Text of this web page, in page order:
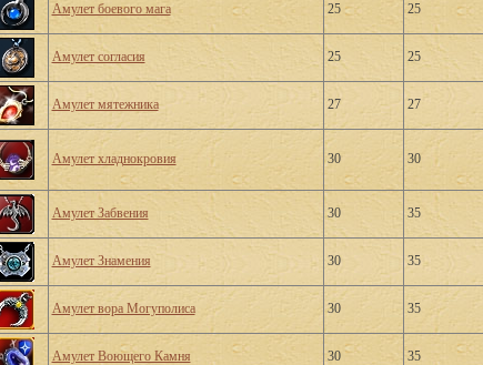
Амулет боевого мага 25 25
Амулет согласия 25 25
Амулет мятежника 27 27
Амулет хладнокровия 30 30
Амулет Забвения 30 35
Амулет Знамения 30 35
Амулет вора Могуполиса 30 35
Амулет Воющего Камня 30 35